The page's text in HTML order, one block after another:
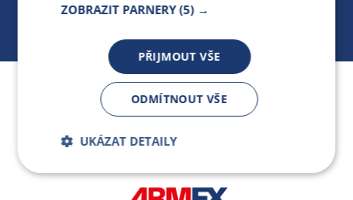
Jsme součástí skupiny ARMEX a členem Asociace
nezávislých dodavatelů energií.
ZOBRAZIT PARNERY (5) →
PŘIJMOUT VŠE
ODMÍTNOUT VŠE
UKÁZAT DETAILY
Bezpodmínečně
nutné soubory
Výkonnostní